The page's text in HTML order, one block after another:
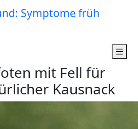
Symptome früh
oten mit Fell für
rlicher Kausnack